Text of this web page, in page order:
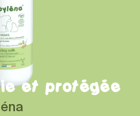
et protégée